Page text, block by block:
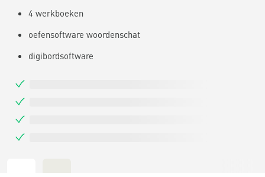
4 werkboeken
oefensoftware woordenschat
digibordsoftware